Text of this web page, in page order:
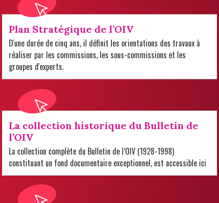
Plan Stratégique de l’OIV
D'une durée de cinq ans, il définit les orientations des travaux à
réaliser par les commissions, les sous-commissions et les
groupes d'experts.
La collection historique du Bulletin de
l’OIV
La collection complète du Bulletin de l’OIV (1928-1998)
constituant un fond documentaire exceptionnel, est accessible ici